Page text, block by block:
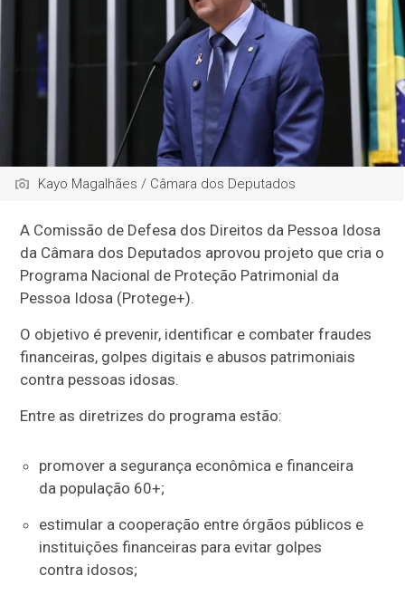
Kayo Magalhães / Câmara dos Deputados
A Comissão de Defesa dos Direitos da Pessoa Idosa
da Câmara dos Deputados aprovou projeto que cria o
Programa Nacional de Proteção Patrimonial da
Pessoa Idosa (Protege+).
O objetivo é prevenir, identificar e combater fraudes
financeiras, golpes digitais e abusos patrimoniais
contra pessoas idosas.
Entre as diretrizes do programa estão:
promover a segurança econômica e financeira
da população 60+;
estimular a cooperação entre órgãos públicos e
instituições financeiras para evitar golpes
contra idosos;